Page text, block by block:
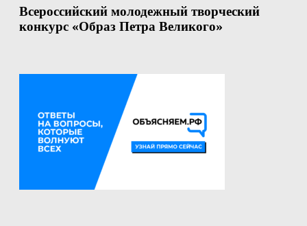
Всероссийский молодежный творческий
конкурс «Образ Петра Великого»